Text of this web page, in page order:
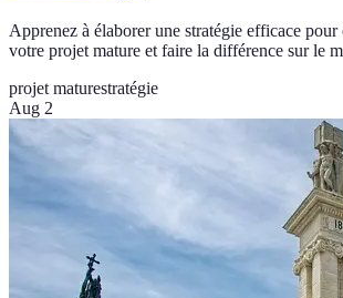
Apprenez à élaborer une stratégie efficace
votre projet mature et faire la différence sur le
projet maturestratégie
Aug 2